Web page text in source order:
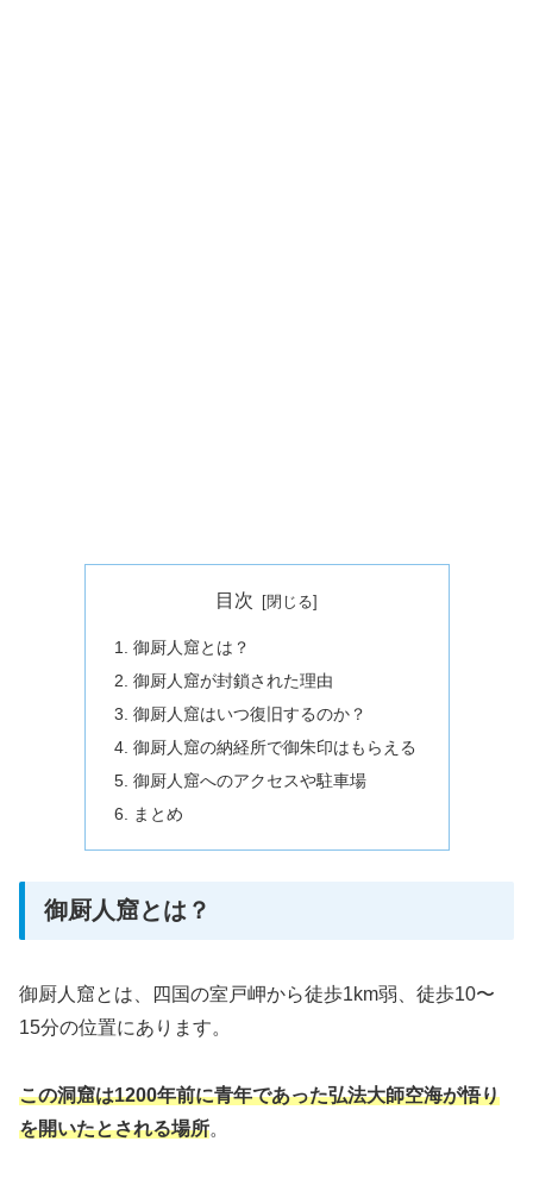
目次
御厨人窟とは？
御厨人窟が封鎖された理由
御厨人窟はいつ復旧するのか？
御厨人窟の納経所で御朱印はもらえる
御厨人窟へのアクセスや駐車場
まとめ
御厨人窟とは？
御厨人窟とは、四国の室戸岬から徒歩1km弱、徒歩10〜
15分の位置にあります。
この洞窟は1200年前に青年であった弘法大師空海が悟り
を開いたとされる場所。